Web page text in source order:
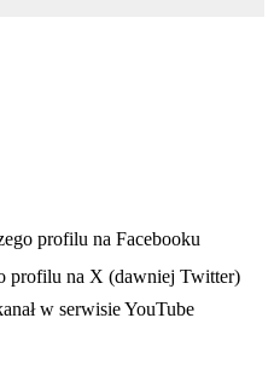
karcie
profilu na Facebooku
profilu na X (dawniej Twitter)
karcie
w serwisie YouTube